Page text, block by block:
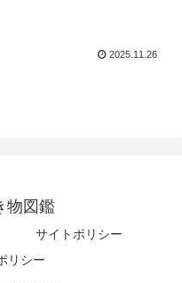
2025.11.26
物図鑑
サイトポリシー
リシー